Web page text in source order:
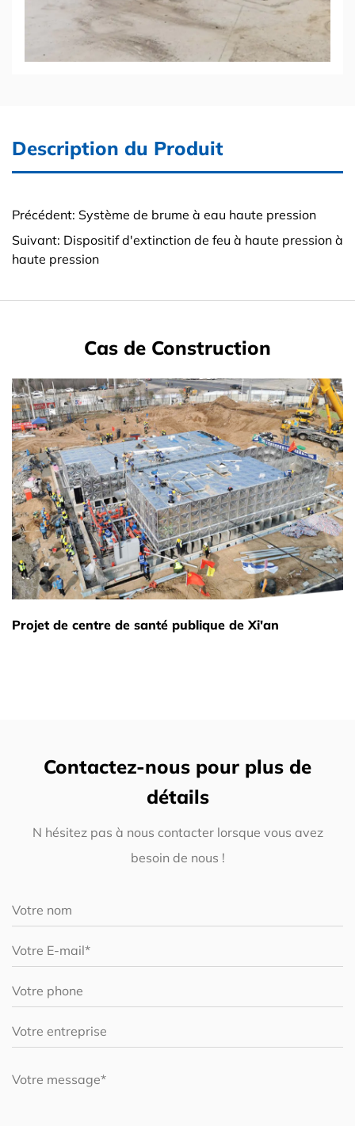
Description du Produit
Précédent: Système de brume à eau haute pression
Suivant: Dispositif d'extinction de feu à haute pression à
haute pression
Cas de Construction
Projet de centre de santé publique de Xi'an
Contactez-nous pour plus de
détails
N hésitez pas à nous contacter lorsque vous avez
besoin de nous !